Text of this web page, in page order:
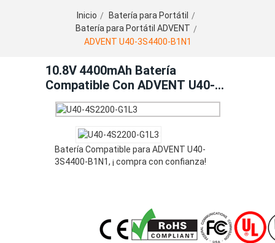
Inicio
Batería para Portátil
Batería para Portátil ADVENT
ADVENT U40-3S4400-B1N1
10.8V 4400mAh Batería
Compatible Con ADVENT U40-
3S4400-B1N1
Batería Compatible para ADVENT U40-
3S4400-B1N1, ¡ compra con confianza!